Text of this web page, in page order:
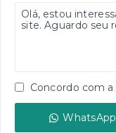
Concordo com a
WhatsApp